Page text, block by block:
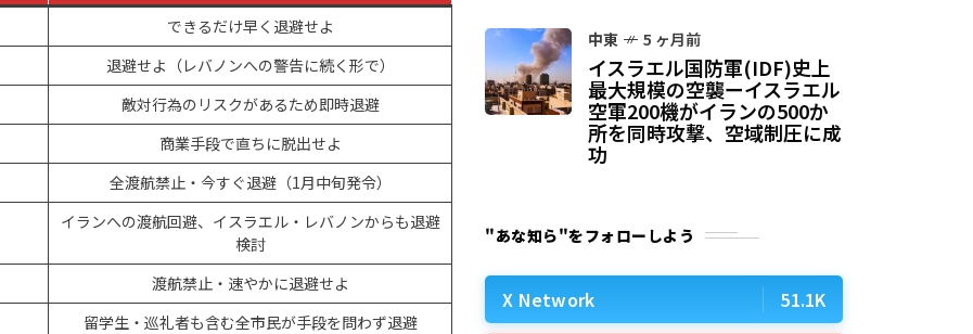
できるだけ早く退避せよ
退避せよ（レバノンへの警告に続く形で）
敵対行為のリスクがあるため即時退避
商業手段で直ちに脱出せよ
全渡航禁止・今すぐ退避（1月中旬発令）
イランへの渡航回避、イスラエル・レバノンからも退避
検討
渡航禁止・速やかに退避せよ
留学生・巡礼者も含む全市民が手段を問わず退避
中東 5 ヶ月前
イスラエル国防軍(IDF)史上
最大規模の空襲ーイスラエル
空軍200機がイランの500か
所を同時攻撃、空域制圧に成
功
"あな知ら"をフォローしよう
X Network 51.1K